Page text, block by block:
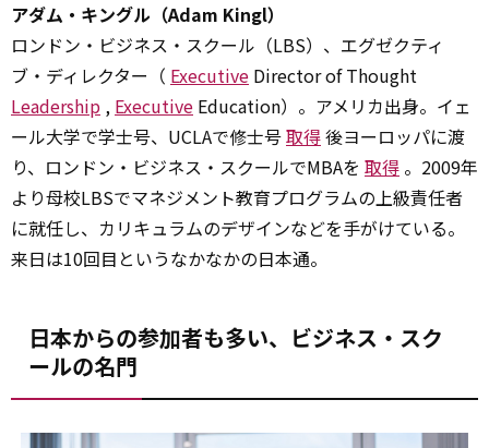
アダム・キングル（Adam Kingl）
ロンドン・ビジネス・スクール（LBS）、エグゼクティ
ブ・ディレクター（ Executive Director of Thought
Leadership , Executive Education）。アメリカ出身。イェ
ール大学で学士号、UCLAで修士号取得後ヨーロッパに渡
り、ロンドン・ビジネス・スクールでMBAを 取得 。2009年
より母校LBSでマネジメント教育プログラムの上級責任者
に就任し、カリキュラムのデザインなどを手がけている。
来日は10回目というなかなかの日本通。
日本からの参加者も多い、ビジネス・スク
ールの名門